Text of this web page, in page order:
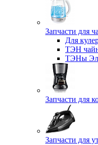
Запчасти для
Для
ТЭН
ТЭНы
Запчасти для
Запчасти для